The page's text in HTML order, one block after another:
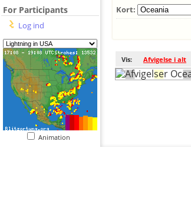
For Participants
Log ind
Animation
Kort:
Vis: Afvigelse i alt